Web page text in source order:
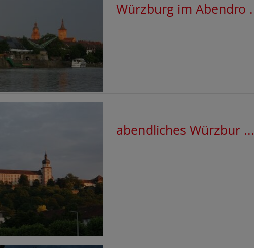
Würzburg im Abendro
abendliches Würzbur ...